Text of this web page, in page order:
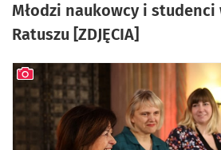
Młodzi naukowcy i
Ratuszu [ZDJĘCIA]